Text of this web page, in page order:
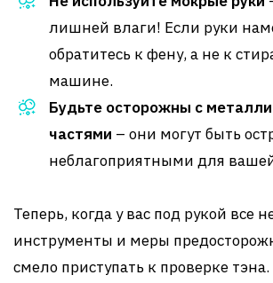
лишней влаги! Если руки
обратитесь к фену, а не к
машине.
Будьте осторожны с
частями – они могут быть
неблагоприятными для
Теперь, когда у вас под рукой все
инструменты и меры
смело приступать к проверке тэна.